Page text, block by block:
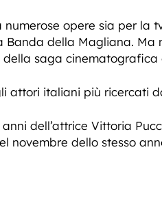
opere sia per la
Banda della Magliana. Ma
saga cinematografica
attori italiani più ricercati
dell’attrice Vittoria
novembre dello stesso